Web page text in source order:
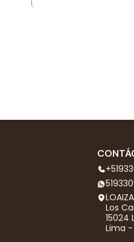
Los
15024
Lima -